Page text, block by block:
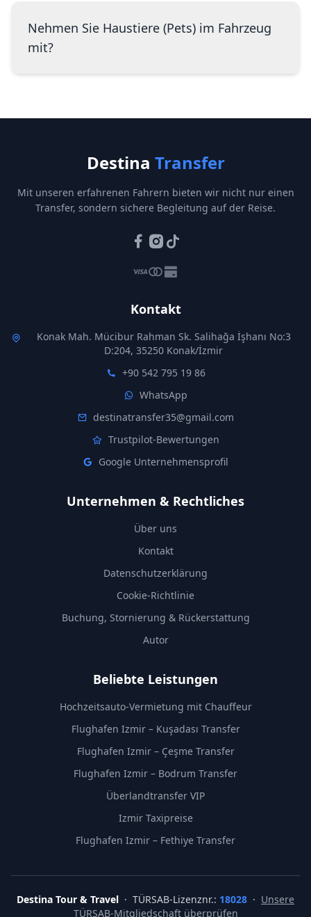
Nehmen Sie Haustiere (Pets) im Fahrzeug
mit?
Destina Transfer
Mit unseren erfahrenen Fahrern bieten wir nicht nur einen
Transfer, sondern sichere Begleitung auf der Reise.
Kontakt
Konak Mah. Mücibur Rahman Sk. Salihağa İşhanı No:3
D:204, 35250 Konak/İzmir
+90 542 795 19 86
WhatsApp
destinatransfer35@gmail.com
Trustpilot-Bewertungen
Google Unternehmensprofil
Unternehmen & Rechtliches
Über uns
Kontakt
Datenschutzerklärung
Cookie-Richtlinie
Buchung, Stornierung & Rückerstattung
Autor
Beliebte Leistungen
Hochzeitsauto-Vermietung mit Chauffeur
Flughafen Izmir – Kuşadası Transfer
Flughafen Izmir – Çeşme Transfer
Flughafen Izmir – Bodrum Transfer
Überlandtransfer VIP
Izmir Taxipreise
Flughafen Izmir – Fethiye Transfer
Destina Tour & Travel · TÜRSAB-Lizenznr.: 18028 · Unsere
TÜRSAB-Mitgliedschaft überprüfen